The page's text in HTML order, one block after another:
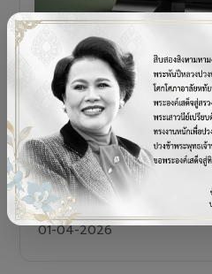
POS TERMINAL
SENOR V+5s
เครื่อง POS All-in-One Touch
01-04-2026